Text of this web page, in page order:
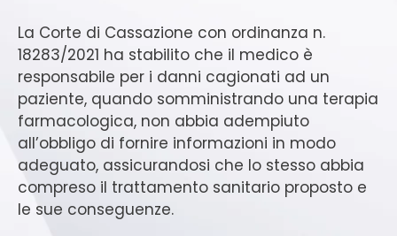
La Corte di Cassazione con ordinanza n.
18283/2021 ha stabilito che il medico è
responsabile per i danni cagionati ad un
paziente, quando somministrando una terapia
farmacologica, non abbia adempiuto
all’obbligo di fornire informazioni in modo
adeguato, assicurandosi che lo stesso abbia
compreso il trattamento sanitario proposto e
le sue conseguenze.